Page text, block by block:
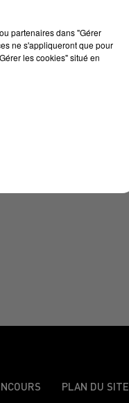
PLAN DU SITE
partenaires dans "Gérer
ne s'appliqueront que pour
les cookies" situé en